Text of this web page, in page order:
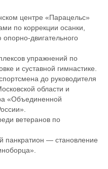
центре «Парацельс»
по коррекции осанки,
двигательного
упражнений по
и суставной гимнастике.
до руководителя
области и
«Объединенной
ветеранов по
панкратион — становление